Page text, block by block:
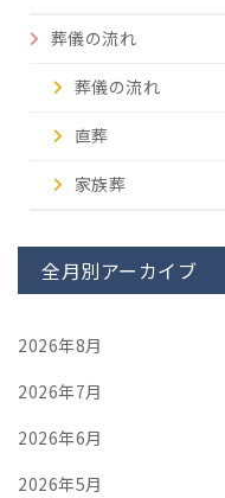
葬儀の流れ
葬儀の流れ
直葬
家族葬
全月別アーカイブ
2026年8月
2026年7月
2026年6月
2026年5月